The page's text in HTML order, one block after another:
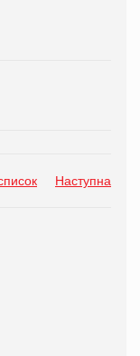
Наступна